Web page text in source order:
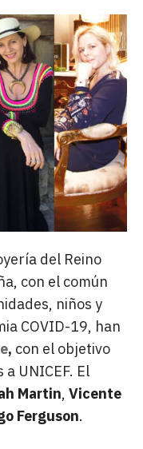
del Reino
con el común
niños y
COVID-19, han
, con el objetivo
UNICEF. El
Martin, Vicente
Ferguson.